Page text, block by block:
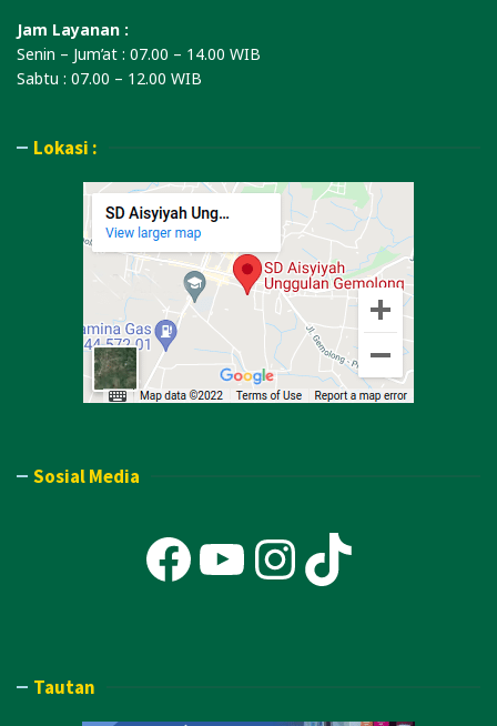
Jam Layanan :
Senin – Jum’at : 07.00 – 14.00 WIB
Sabtu : 07.00 – 12.00 WIB
Lokasi :
Sosial Media
Facebook
YouTube
TikTok
Tautan